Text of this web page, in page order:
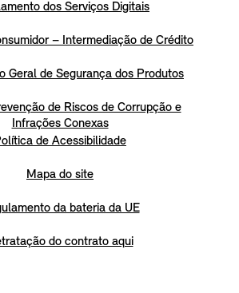
dos Serviços Digitais
– Intermediação de Crédito
Geral de Segurança dos Produtos
de Riscos de Corrupção e
Infrações Conexas
de Acessibilidade
Mapa do site
da bateria da UE
do contrato aqui